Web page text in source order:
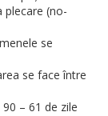
plecare (no-
se
se face între
– 61 de zile